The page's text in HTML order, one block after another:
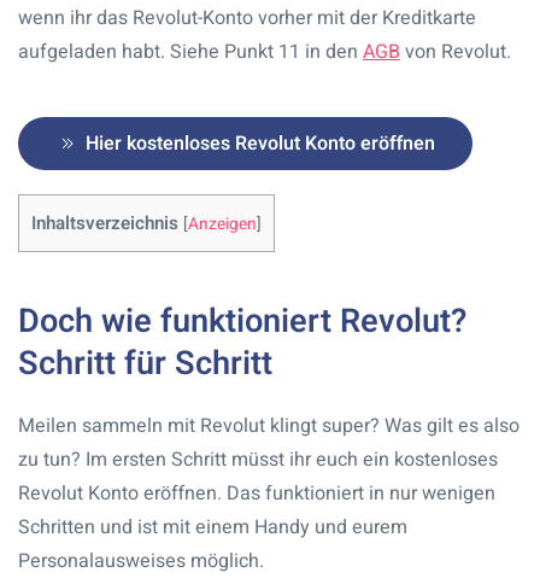
wenn ihr das Revolut-Konto vorher mit der Kreditkarte
aufgeladen habt. Siehe Punkt 11 in den AGBvon Revolut.
Hier kostenloses Revolut Konto eröffnen
Inhaltsverzeichnis [Anzeigen]
Doch wie funktioniert Revolut?
Schritt für Schritt
Meilen sammeln mit Revolut klingt super? Was gilt es also
zu tun? Im ersten Schritt müsst ihr euch ein kostenloses
Revolut Konto eröffnen. Das funktioniert in nur wenigen
Schritten und ist mit einem Handy und eurem
Personalausweises möglich.